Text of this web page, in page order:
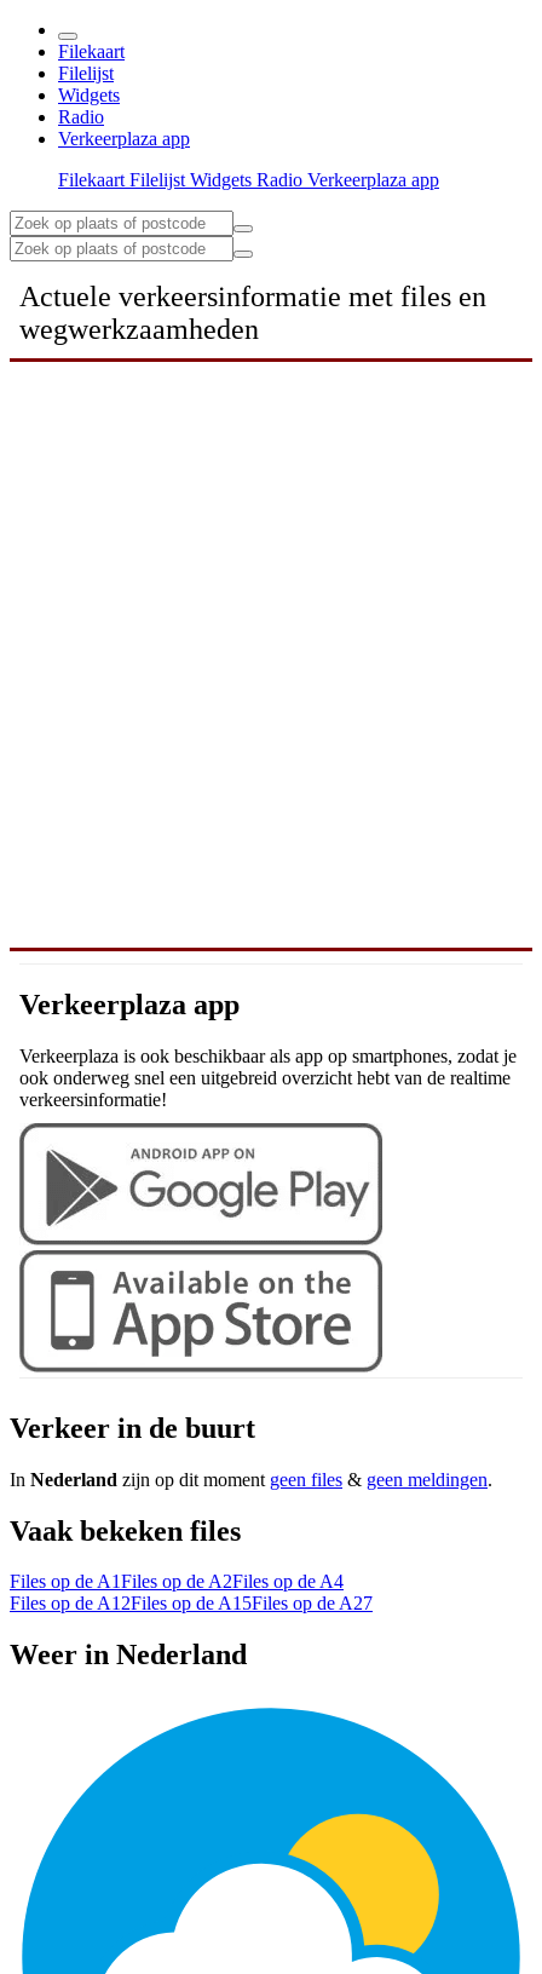
Filekaart
Filelijst
Widgets
Radio
Verkeerplaza app
Filekaart Filelijst Widgets Radio Verkeerplaza app
Actuele verkeersinformatie met files en
wegwerkzaamheden
Verkeerplaza app
Verkeerplaza is ook beschikbaar als app op smartphones, zodat je
ook onderweg snel een uitgebreid overzicht hebt van de realtime
verkeersinformatie!
Verkeer in de buurt
In Nederland zijn op dit moment geen files & geen meldingen.
Vaak bekeken files
Files op de A1Files op de A2Files op de A4
Files op de A12Files op de A15Files op de A27
Weer in Nederland